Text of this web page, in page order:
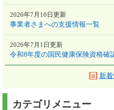
事業者さまへの支援情報一覧
2026年7月10日更新
令和8年度の国民健康保険資格確
2026年7月1日更新
新
カテゴリメニュー